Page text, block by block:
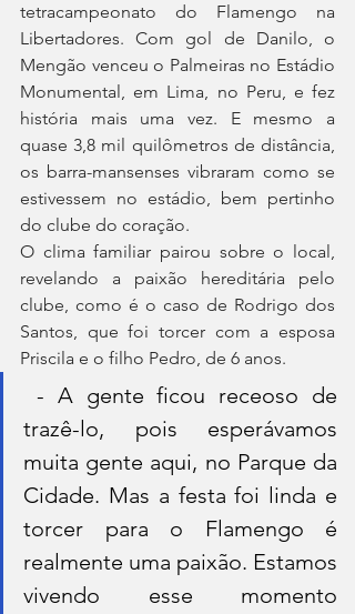
tetracampeonato do Flamengo na
Libertadores. Com gol de Danilo, o
Mengão venceu o Palmeiras no Estádio
Monumental, em Lima, no Peru, e fez
história mais uma vez. E mesmo a
quase 3,8 mil quilômetros de distância,
os barra-mansenses vibraram como se
estivessem no estádio, bem pertinho
do clube do coração.
O clima familiar pairou sobre o local,
revelando a paixão hereditária pelo
clube, como é o caso de Rodrigo dos
Santos, que foi torcer com a esposa
Priscila e o filho Pedro, de 6 anos.
- A gente ficou receoso de
trazê-lo, pois esperávamos
muita gente aqui, no Parque da
Cidade. Mas a festa foi linda e
torcer para o Flamengo é
realmente uma paixão. Estamos
vivendo esse momento